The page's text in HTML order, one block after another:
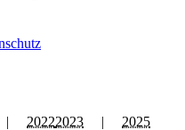
20222023 | 2025